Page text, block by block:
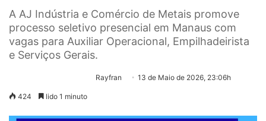
A AJ Indústria e Comércio de Metais promove
processo seletivo presencial em Manaus com
vagas para Auxiliar Operacional, Empilhadeirista
e Serviços Gerais.
Rayfran 13 de Maio de 2026, 23:06h
424 lido 1 minuto